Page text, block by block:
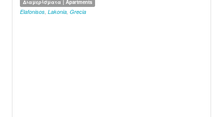
Διαμερίσματα | Apartments
Elafonisos Lakonia Grecia